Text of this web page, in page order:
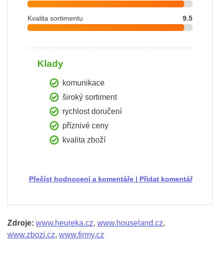
Kvalita sortimentu 9.5
Klady
komunikace
široký sortiment
rychlost doručení
příznivé ceny
kvalita zboží
Přidat komentář
|
Přečíst hodnocení a komentáře
Zdroje: www.heureka.cz, www.houseland.cz,
www.zbozi.cz, www.firmy.cz